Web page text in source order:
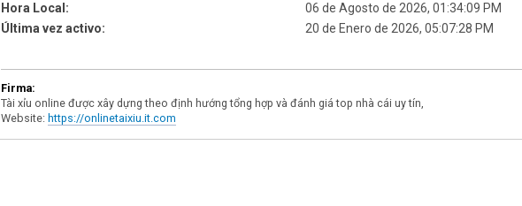
Hora Local:
06 de Agosto de 2026, 01:34:09 PM
Última vez activo:
20 de Enero de 2026, 05:07:28 PM
Firma:
Tài xỉu online được xây dựng theo định hướng tổng hợp và đánh giá top nhà cái uy tín,
Website: https://onlinetaixiu.it.com